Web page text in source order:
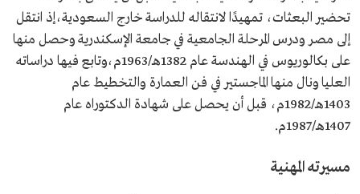
تحضير البعثات، تمهيدًا لانتقاله للدراسة خارج السعودية،إذ انتقل
إلى مصر ودرس المرحلة الجامعية في جامعة الإسكندرية وحصل منها
على بكالوريوس في الهندسة عام 1382هـ/1963م،وتابع فيها دراساته
العليا ونال منها الماجستير في فن العمارة والتخطيط عام
1403هـ/1982م، قبل أن يحصل على شهادة الدكتوراه عام
1407هـ/1987م.
مسيرته المهنية